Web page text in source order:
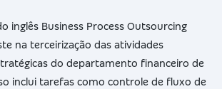
inglês Business Process Outsourcing
na terceirização das atividades
do departamento financeiro de
inclui tarefas como controle de fluxo de